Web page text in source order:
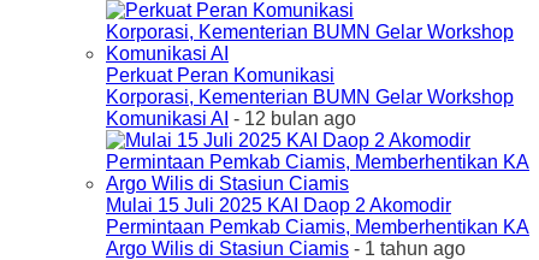
Perkuat Peran Komunikasi
Korporasi, Kementerian BUMN Gelar Workshop
Komunikasi AI - 12 bulan ago
Mulai 15 Juli 2025 KAI Daop 2 Akomodir
Permintaan Pemkab Ciamis, Memberhentikan KA
Argo Wilis di Stasiun Ciamis - 1 tahun ago